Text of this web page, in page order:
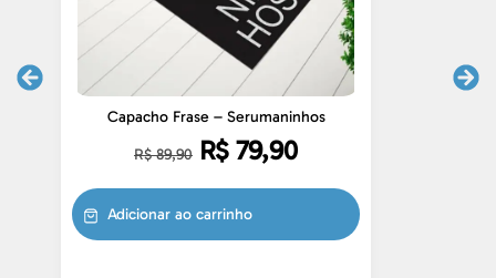
Capacho Frase – Serumaninhos
R$89,90 R$ 79,90
Adicionar ao carrinho